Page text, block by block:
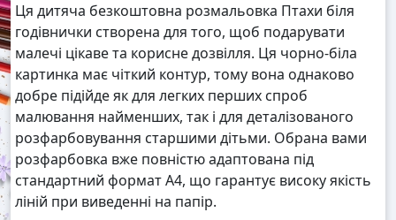
Ця дитяча безкоштовна розмальовка Птахи біля
годівнички створена для того, щоб подарувати
малечі цікаве та корисне дозвілля. Ця чорно-біла
картинка має чіткий контур, тому вона однаково
добре підійде як для легких перших спроб
малювання найменших, так і для деталізованого
розфарбовування старшими дітьми. Обрана вами
розфарбовка вже повністю адаптована під
стандартний формат А4, що гарантує високу якість
ліній при виведенні на папір.